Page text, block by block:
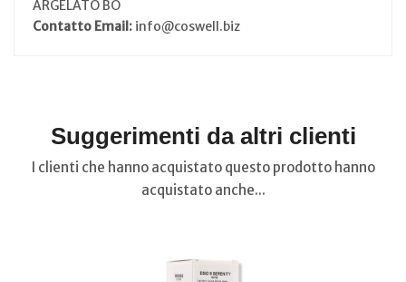
ARGELATO BO
Contatto Email: info@coswell.biz
Suggerimenti da altri clienti
I clienti che hanno acquistato questo prodotto hanno
acquistato anche...